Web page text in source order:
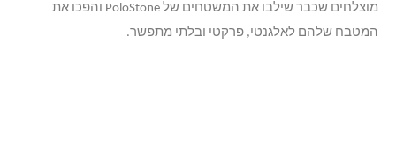
מוצלחים שכבר שילבו את המשטחים של PoloStone והפכו את
המטבח שלהם לאלגנטי, פרקטי ובלתי מתפשר.